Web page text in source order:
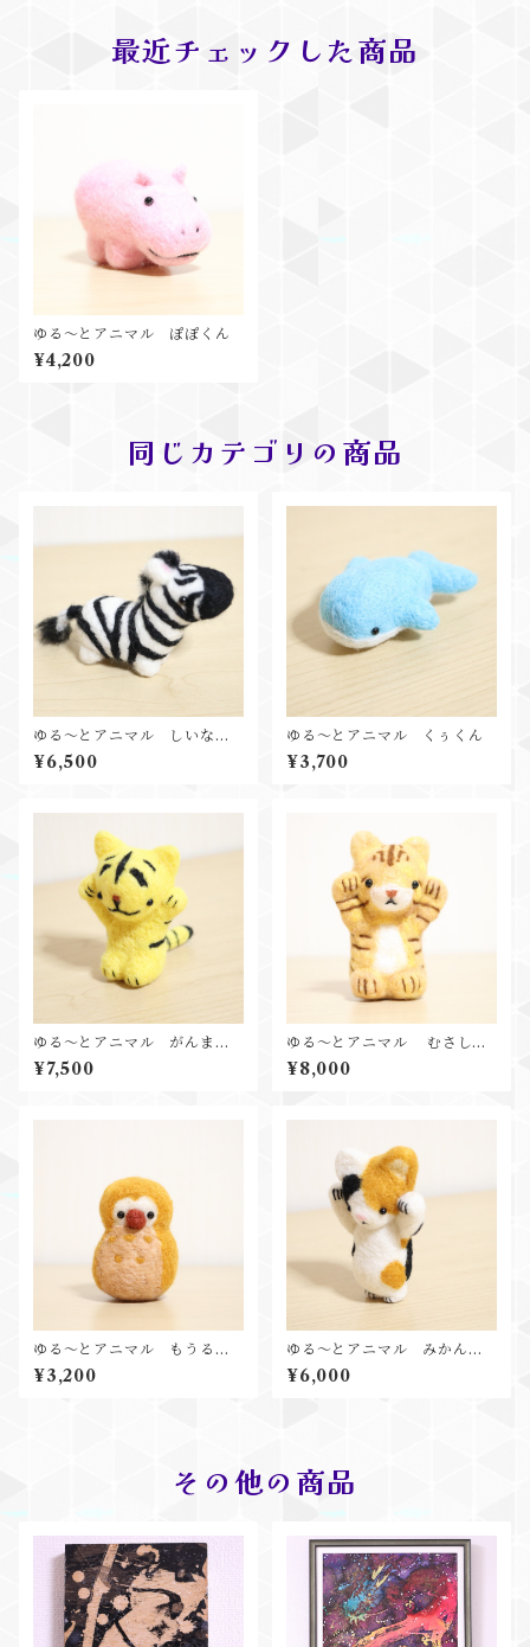
最近チェックした商品
ゆる～とアニマル ぽぽくん
¥4,200
同じカテゴリの商品
ゆる～とアニマル しいなち
ゃん
¥6,500
ゆる～とアニマル くぅくん
¥3,700
ゆる～とアニマル がんまく
ん
¥7,500
ゆる～とアニマル むさしく
ん
¥8,000
ゆる～とアニマル もうるく
ん
¥3,200
ゆる～とアニマル みかんち
ゃん
¥6,000
その他の商品